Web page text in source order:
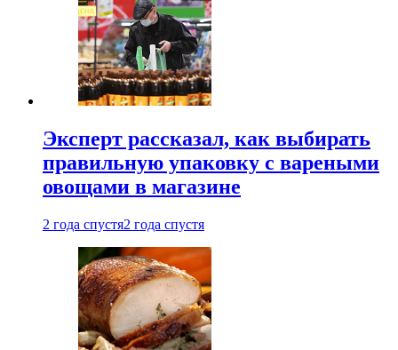
Эксперт рассказал, как выбирать
правильную упаковку с вареными
овощами в магазине
2 года спустя2 года спустя